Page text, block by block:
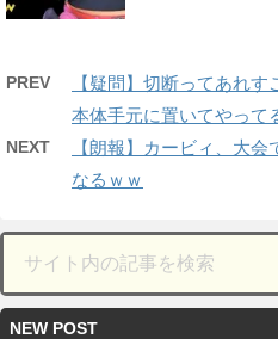
PREV
【疑問】切断ってあれ
本体手元に置いてやって
NEXT
【朗報】カービィ、大
なるｗｗ
NEW POST